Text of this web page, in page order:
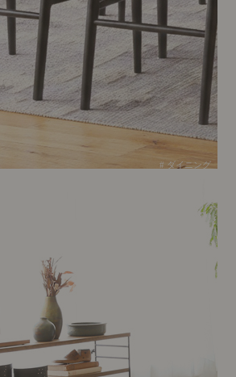
# ダイニング